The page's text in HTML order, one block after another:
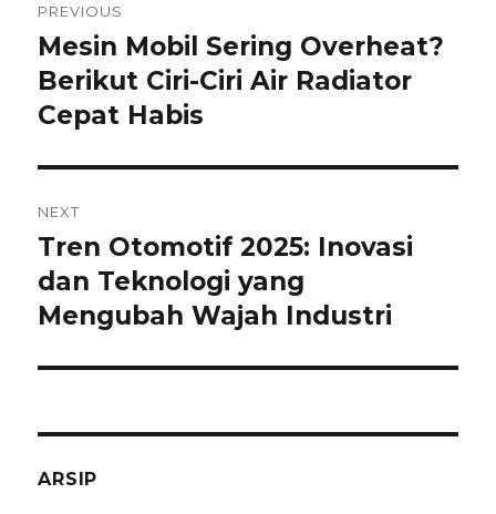
pos
PREVIOUS
Previous
post:
Mesin Mobil Sering Overheat?
Berikut Ciri-Ciri Air Radiator
Cepat Habis
NEXT
Next
post:
Tren Otomotif 2025: Inovasi
dan Teknologi yang
Mengubah Wajah Industri
ARSIP